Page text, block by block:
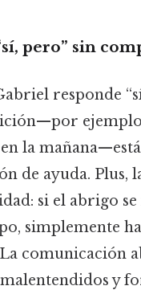
pero” sin
responde
la
de ayuda. Plus,
si el abrigo se
simplemente
comunicación
y